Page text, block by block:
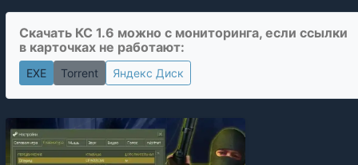
Скачать КС 1.6 можно с мониторинга, если ссылки
в карточках не работают:
EXE Torrent Яндекс Диск